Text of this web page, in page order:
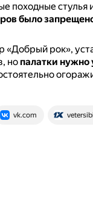
походные
было
рок»,
но палатки нужно
vk.com